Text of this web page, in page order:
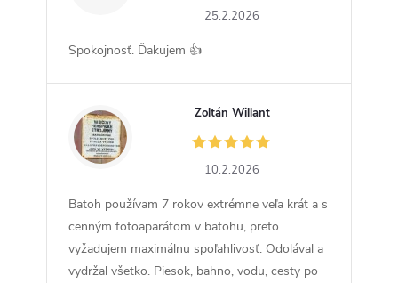
25.2.2026
Spokojnosť. Ďakujem 👍
ZW
Zoltán Willant
10.2.2026
Batoh používam 7 rokov extrémne veľa krát a s
cenným fotoaparátom v batohu, preto
vyžadujem maximálnu spoľahlivosť. Odolával a
vydržal všetko. Piesok, bahno, vodu, cesty po